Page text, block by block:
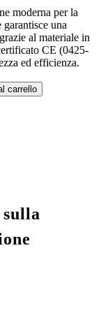
moderna per la
una
al materiale in
CE (0425-
ed efficienza.
carrello